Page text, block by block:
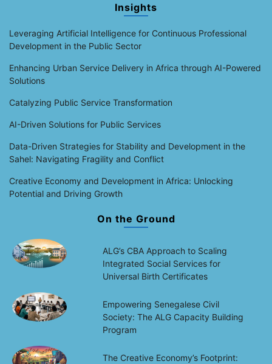
Insights
Leveraging Artificial Intelligence for Continuous Professional
Development in the Public Sector
Enhancing Urban Service Delivery in Africa through AI-Powered
Solutions
Catalyzing Public Service Transformation
AI-Driven Solutions for Public Services
Data-Driven Strategies for Stability and Development in the
Sahel: Navigating Fragility and Conflict
Creative Economy and Development in Africa: Unlocking
Potential and Driving Growth
On the Ground
ALG’s CBA Approach to Scaling
Integrated Social Services for
Universal Birth Certificates
Empowering Senegalese Civil
Society: The ALG Capacity Building
Program
The Creative Economy’s Footprint: